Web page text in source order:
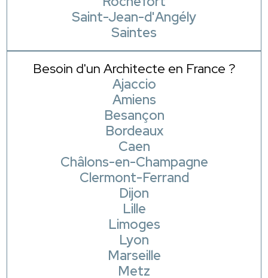
Saint-Jean-d'Angély
Saintes
Besoin d'un Architecte en France ?
Ajaccio
Amiens
Besançon
Bordeaux
Caen
Châlons-en-Champagne
Clermont-Ferrand
Dijon
Lille
Limoges
Lyon
Marseille
Metz